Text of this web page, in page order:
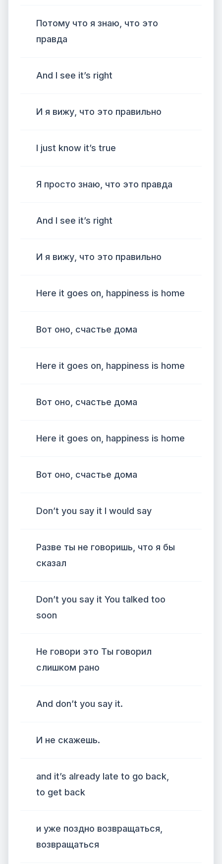
Потому что я знаю, что это
правда
And I see it’s right
И я вижу, что это правильно
I just know it’s true
Я просто знаю, что это правда
And I see it’s right
И я вижу, что это правильно
Here it goes on, happiness is home
Вот оно, счастье дома
Here it goes on, happiness is home
Вот оно, счастье дома
Here it goes on, happiness is home
Вот оно, счастье дома
Don’t you say it I would say
Разве ты не говоришь, что я бы
сказал
Don’t you say it You talked too
soon
Не говори это Ты говорил
слишком рано
And don’t you say it.
И не скажешь.
and it’s already late to go back,
to get back
и уже поздно возвращаться,
возвращаться